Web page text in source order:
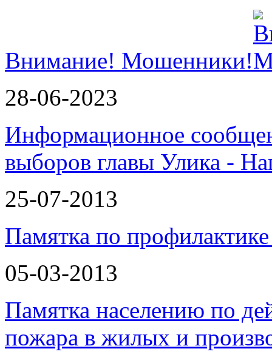
Внимание! Мошенники!
28-06-2023
Информационное
выборов главы Улика -
25-07-2013
Памятка по
05-03-2013
Памятка населению по
пожара в жилых и